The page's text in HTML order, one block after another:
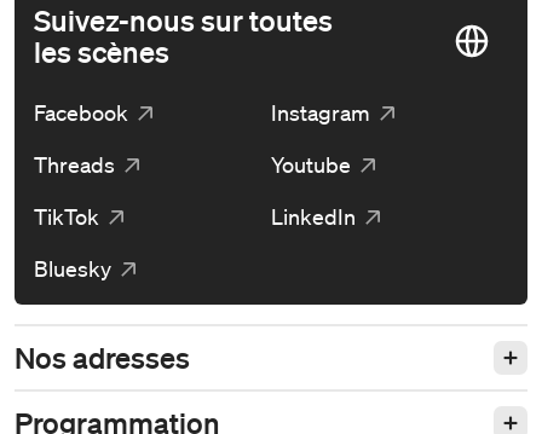
Suivez-nous sur toutes
les scènes
Facebook
Instagram
Threads
Youtube
TikTok
LinkedIn
Bluesky
Nos adresses
Programmation